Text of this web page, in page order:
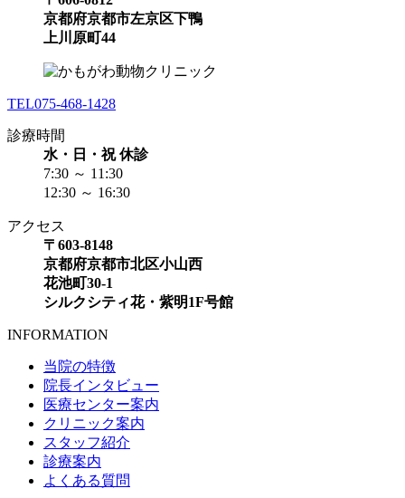
京都府京都市左京区下鴨
上川原町44
TEL075-468-1428
診療時間
水・日・祝 休診
7:30 ～ 11:30
12:30 ～ 16:30
アクセス
〒603-8148
京都府京都市北区小山西
花池町30-1
シルクシティ花・紫明1F号館
INFORMATION
当院の特徴
院長インタビュー
医療センター案内
クリニック案内
スタッフ紹介
診療案内
よくある質問